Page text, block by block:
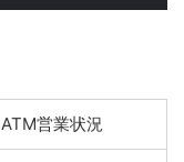
ATM営業状況